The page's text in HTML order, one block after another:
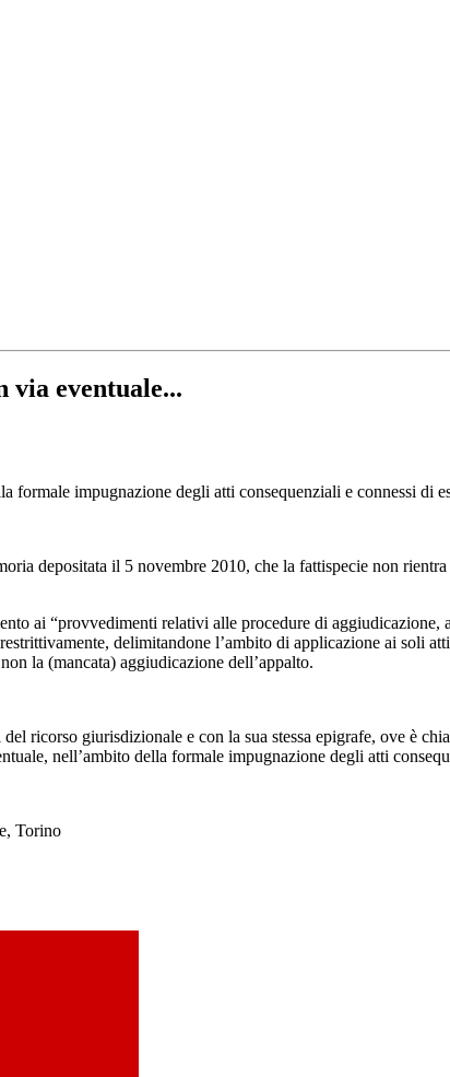
via eventuale...
formale impugnazione degli atti consequenziali e connessi di
depositata il 5 novembre 2010, che la fattispecie non
ai “provvedimenti relativi alle procedure di
delimitandone l’ambito di applicazione ai soli
la (mancata) aggiudicazione dell’appalto.
ricorso giurisdizionale e con la sua stessa epigrafe, ove è
nell’ambito della formale impugnazione degli atti
Torino